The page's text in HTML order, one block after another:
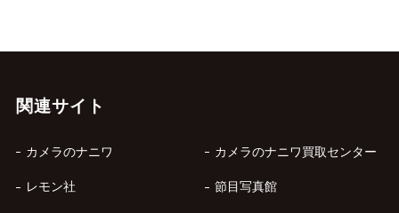
関連サイト
カメラのナニワ カメラのナニワ買取センター
レモン社 節目写真館